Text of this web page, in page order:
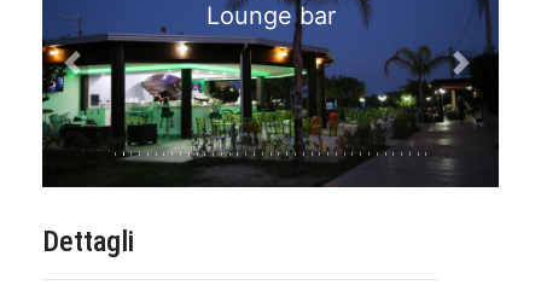
Lounge bar
Previous Next
Dettagli